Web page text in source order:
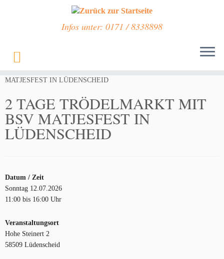
springen
Infos unter: 0171 / 8338898
MATJESFEST IN LÜDENSCHEID
2 TAGE TRÖDELMARKT MIT
BSV MATJESFEST IN
LÜDENSCHEID
Datum / Zeit
Sonntag 12.07.2026
11:00 bis 16:00 Uhr
Veranstaltungsort
Hohe Steinert 2
58509 Lüdenscheid